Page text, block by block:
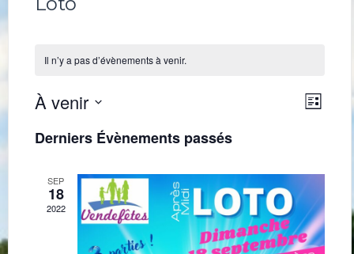
Il n’y a pas d’évènements à venir.
Liste
À venir
une
date.
Derniers Évènements passés
SEP
18
2022